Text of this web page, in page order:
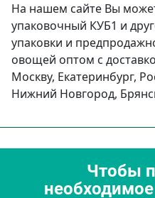
На нашем сайте Вы
упаковочный КУБ1 и
упаковки и
овощей оптом с
Москву, Екатеринбург,
Нижний Новгород,
Чтобы